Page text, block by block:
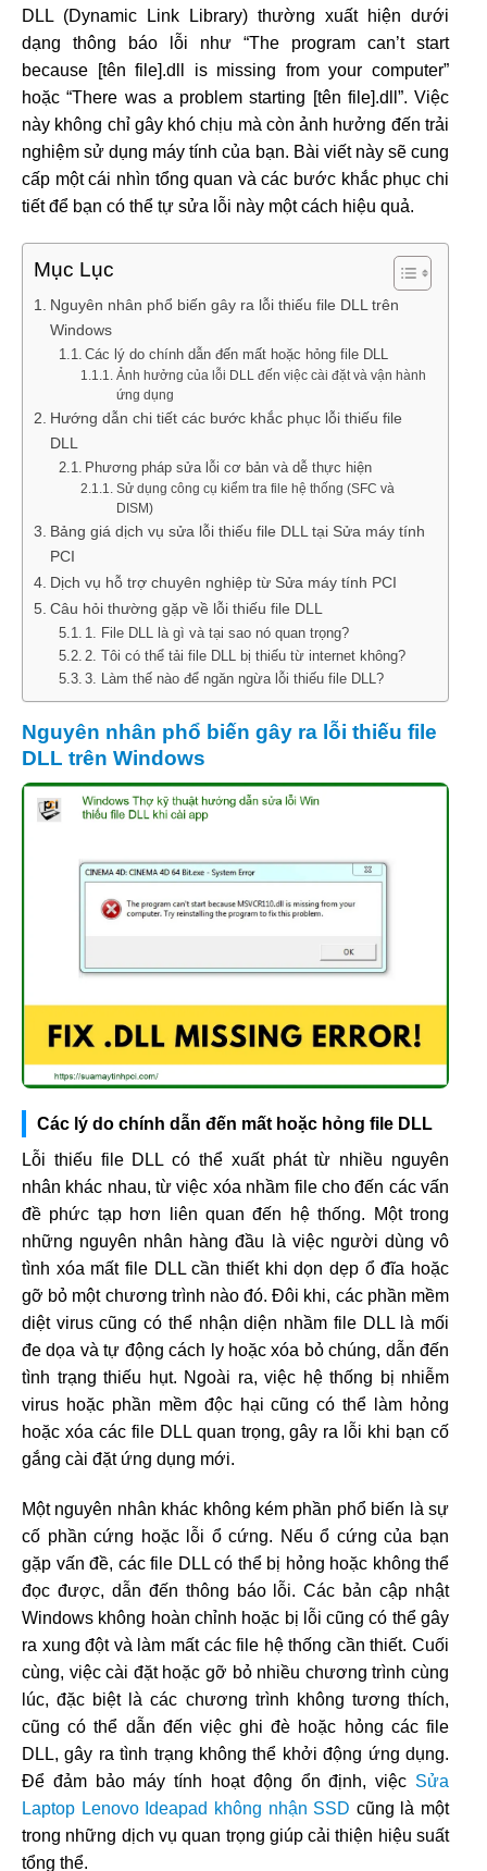
DLL (Dynamic Link Library) thường xuất hiện dưới
dạng thông báo lỗi như “The program can’t start
because [tên file].dll is missing from your computer”
hoặc “There was a problem starting [tên file].dll”. Việc
này không chỉ gây khó chịu mà còn ảnh hưởng đến trải
nghiệm sử dụng máy tính của bạn. Bài viết này sẽ cung
cấp một cái nhìn tổng quan và các bước khắc phục chi
tiết để bạn có thể tự sửa lỗi này một cách hiệu quả.
Mục Lục
Nguyên nhân phổ biến gây ra lỗi thiếu file DLL trên
Windows
Các lý do chính dẫn đến mất hoặc hỏng file DLL
Ảnh hưởng của lỗi DLL đến việc cài đặt và vận hành
ứng dụng
Hướng dẫn chi tiết các bước khắc phục lỗi thiếu file
DLL
Phương pháp sửa lỗi cơ bản và dễ thực hiện
Sử dụng công cụ kiểm tra file hệ thống (SFC và
DISM)
Bảng giá dịch vụ sửa lỗi thiếu file DLL tại Sửa máy tính
PCI
Dịch vụ hỗ trợ chuyên nghiệp từ Sửa máy tính PCI
Câu hỏi thường gặp về lỗi thiếu file DLL
1. File DLL là gì và tại sao nó quan trọng?
2. Tôi có thể tải file DLL bị thiếu từ internet không?
3. Làm thế nào để ngăn ngừa lỗi thiếu file DLL?
Nguyên nhân phổ biến gây ra lỗi thiếu file
DLL trên Windows
Các lý do chính dẫn đến mất hoặc hỏng file DLL
Lỗi thiếu file DLL có thể xuất phát từ nhiều nguyên
nhân khác nhau, từ việc xóa nhầm file cho đến các vấn
đề phức tạp hơn liên quan đến hệ thống. Một trong
những nguyên nhân hàng đầu là việc người dùng vô
tình xóa mất file DLL cần thiết khi dọn dẹp ổ đĩa hoặc
gỡ bỏ một chương trình nào đó. Đôi khi, các phần mềm
diệt virus cũng có thể nhận diện nhầm file DLL là mối
đe dọa và tự động cách ly hoặc xóa bỏ chúng, dẫn đến
tình trạng thiếu hụt. Ngoài ra, việc hệ thống bị nhiễm
virus hoặc phần mềm độc hại cũng có thể làm hỏng
hoặc xóa các file DLL quan trọng, gây ra lỗi khi bạn cố
gắng cài đặt ứng dụng mới.
Một nguyên nhân khác không kém phần phổ biến là sự
cố phần cứng hoặc lỗi ổ cứng. Nếu ổ cứng của bạn
gặp vấn đề, các file DLL có thể bị hỏng hoặc không thể
đọc được, dẫn đến thông báo lỗi. Các bản cập nhật
Windows không hoàn chỉnh hoặc bị lỗi cũng có thể gây
ra xung đột và làm mất các file hệ thống cần thiết. Cuối
cùng, việc cài đặt hoặc gỡ bỏ nhiều chương trình cùng
lúc, đặc biệt là các chương trình không tương thích,
cũng có thể dẫn đến việc ghi đè hoặc hỏng các file
DLL, gây ra tình trạng không thể khởi động ứng dụng.
Để đảm bảo máy tính hoạt động ổn định, việc Sửa
Laptop Lenovo Ideapad không nhận SSD cũng là một
trong những dịch vụ quan trọng giúp cải thiện hiệu suất
tổng thể.